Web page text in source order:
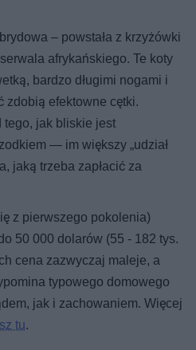
– powstała z krzyżówki
afrykańskiego. Te koty
bardzo długimi nogami i
zdobią efektowne cętki.
tego, jak bliskie jest
— im większy „udział
jaką trzeba zapłacić za
z pierwszego pokolenia)
50 000 dolarów (55 - 182 tys.
cena zazwyczaj maleje, a
typowego domowego
jak i zachowaniem. Więcej
tu.